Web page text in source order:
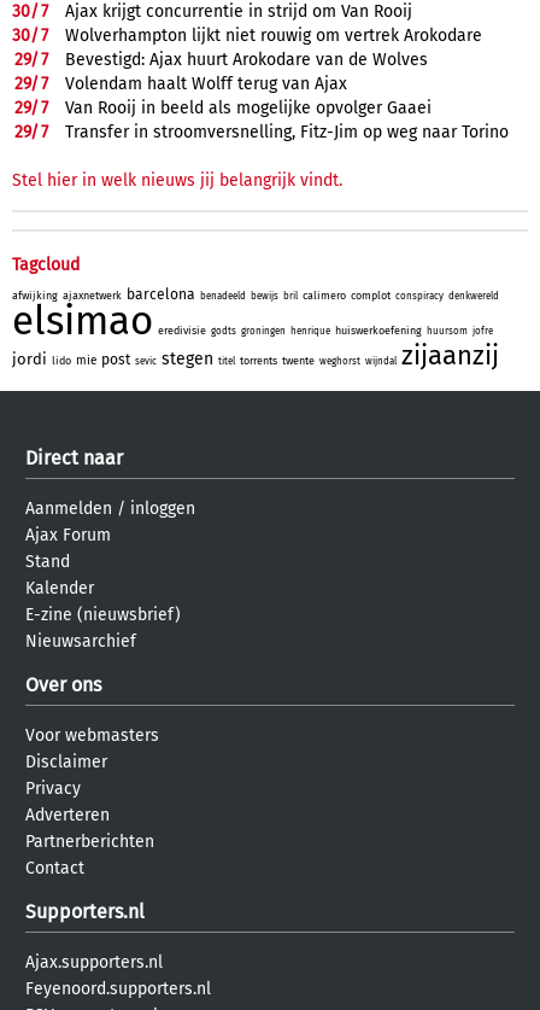
30/7
Ajax krijgt concurrentie in strijd om Van Rooij
30/7
Wolverhampton lijkt niet rouwig om vertrek Arokodare
29/7
Bevestigd: Ajax huurt Arokodare van de Wolves
29/7
Volendam haalt Wolff terug van Ajax
29/7
Van Rooij in beeld als mogelijke opvolger Gaaei
29/7 Transfer in stroomversnelling, Fitz-Jim op weg naar Torino
Stel hier in welk nieuws jij belangrijk vindt.
Tagcloud
afwijking ajaxnetwerk barcelona benadeeld bewijs bril calimero complot conspiracy denkwereld
elsimao eredivisie godts groningen henrique huiswerkoefening huursom jofre
jordi lido mie post sevic stegen titel torrents twente weghorst wijndal zijaanzij
Direct naar
Aanmelden / inloggen
Ajax Forum
Stand
Kalender
E-zine (nieuwsbrief)
Nieuwsarchief
Over ons
Voor webmasters
Disclaimer
Privacy
Adverteren
Partnerberichten
Contact
Supporters.nl
Ajax.supporters.nl
Feyenoord.supporters.nl